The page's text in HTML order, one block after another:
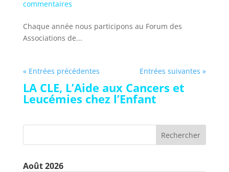
commentaires
Chaque année nous participons au Forum des
Associations de...
« Entrées précédentes Entrées suivantes »
LA CLE, L’Aide aux Cancers et
Leucémies chez l’Enfant
Août 2026